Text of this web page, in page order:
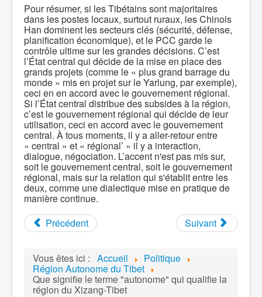
Pour résumer, si les Tibétains sont majoritaires
dans les postes locaux, surtout ruraux, les Chinois
Han dominent les secteurs clés (sécurité, défense,
planification économique), et le PCC garde le
contrôle ultime sur les grandes décisions. C’est
l’État central qui décide de la mise en place des
grands projets (comme le « plus grand barrage du
monde » mis en projet sur le Yarlung, par exemple),
ceci en en accord avec le gouvernement régional.
Si l’État central distribue des subsides à la région,
c’est le gouvernement régional qui décide de leur
utilisation, ceci en accord avec le gouvernement
central. À tous moments, il y a aller-retour entre
« central » et « régional’ » il y a interaction,
dialogue, négociation. L’accent n'est pas mis sur,
soit le gouvernement central, soit le gouvernement
régional, mais sur la relation qui s'établit entre les
deux, comme une dialectique mise en pratique de
manière continue.
Précédent
Suivant
Vous êtes ici : Accueil Politique
Région Autonome du Tibet
Que signifie le terme "autonome" qui qualifie la
région du Xizang-Tibet